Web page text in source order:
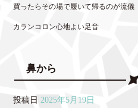
買ったらその場で履いて帰るのが流儀
カランコロン心地よい足音
鼻から
投稿日 2025年5月19日